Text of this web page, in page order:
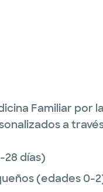
Familiar por
a
28 días)
(edades 0-